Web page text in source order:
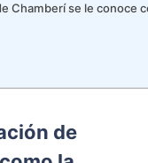
Chamberí se le conoce
de